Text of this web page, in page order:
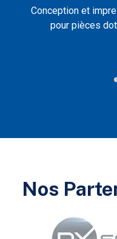
Conception et
pour pièces
Nos